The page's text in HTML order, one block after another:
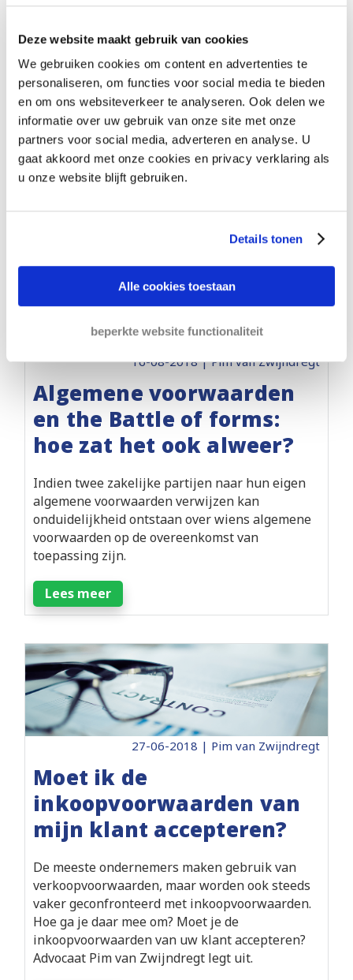
Deze website maakt gebruik van cookies
We gebruiken cookies om content en advertenties te
personaliseren, om functies voor social media te bieden
en om ons websiteverkeer te analyseren. Ook delen we
informatie over uw gebruik van onze site met onze
partners voor social media, adverteren en analyse. U
gaat akkoord met onze cookies en privacy verklaring als
u onze website blijft gebruiken.
Details tonen
Alle cookies toestaan
beperkte website functionaliteit
bij openstaande facturen
in de advocatuur
Als advocatenkantoor zijn er verschillende
mogelijkheden om een openstaande factuur
betaald te krijgen. Lees hier welke fouten u
beter niet kunt maken!
16-08-2018 | Pim van Zwijndregt
Algemene voorwaarden
en the Battle of forms:
hoe zat het ook alweer?
Indien twee zakelijke partijen naar hun eigen
algemene voorwaarden verwijzen kan
onduidelijkheid ontstaan over wiens algemene
voorwaarden op de overeenkomst van
toepassing zijn.
Lees meer
27-06-2018 | Pim van Zwijndregt
Moet ik de
inkoopvoorwaarden van
mijn klant accepteren?
De meeste ondernemers maken gebruik van
verkoopvoorwaarden, maar worden ook steeds
vaker geconfronteerd met inkoopvoorwaarden.
Hoe ga je daar mee om? Moet je de
inkoopvoorwaarden van uw klant accepteren?
Advocaat Pim van Zwijndregt legt uit.